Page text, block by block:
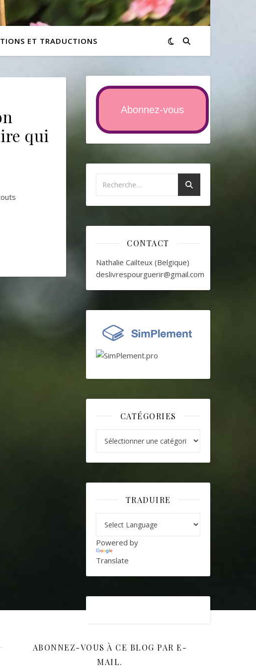
ET TRADUCTIONS
qui
Abonnez-vous
CONTACT
Nathalie Cailteux (Belgique)
deslivrespourguerir@gmail.com
CATÉGORIES
TRADUIRE
Powered by
Translate
ABONNEZ-VOUS À CE BLOG PAR E-
MAIL.